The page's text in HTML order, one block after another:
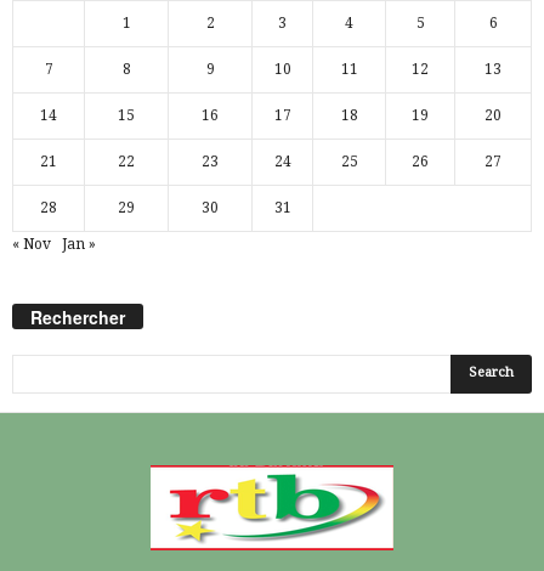
1 2 3 4 5 6
7 8 9 10 11 12 13
14 15 16 17 18 19 20
21 22 23 24 25 26 27
28 29 30 31
« Nov Jan »
Rechercher